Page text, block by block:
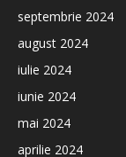
septembrie 2024
august 2024
iulie 2024
iunie 2024
mai 2024
aprilie 2024